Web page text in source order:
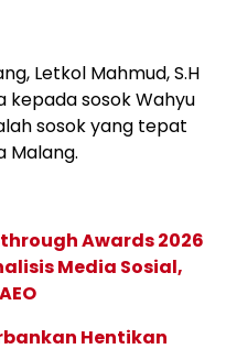
Letkol Mahmud, S.H
kepada sosok Wahyu
sosok yang tepat
Malang.
Awards 2026
Media Sosial,
Hentikan